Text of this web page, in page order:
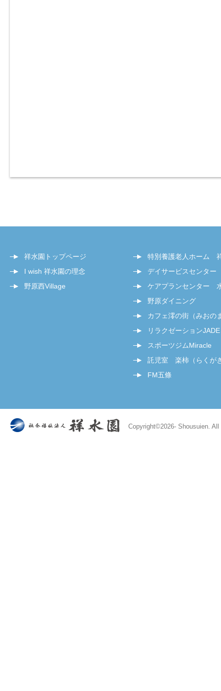
祥水園トップページ
I wish 祥水園の理念
野原西Village
特別養護老人ホーム
デイサービスセンタ
ケアプランセンター
野原ダイニング
カフェ澪の街（みおの
リラクゼーションJADE
スポーツジムMiracle
託児室 楽柿（らくが
FM五條
Copyright©2026- Shousuien.